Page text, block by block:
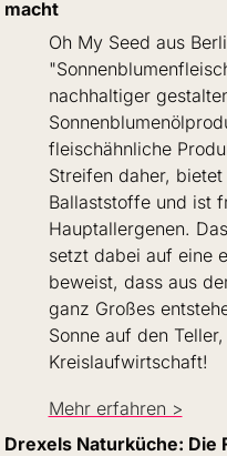
macht
Oh My Seed aus
nachhaltiger
fleischähnliche
Streifen daher,
Ballaststoffe und ist
Hauptallergenen.
setzt dabei auf eine
beweist, dass aus
ganz Großes
Sonne auf den
Kreislaufwirtschaft!
Mehr erfahren >
Drexels Naturküche: Die